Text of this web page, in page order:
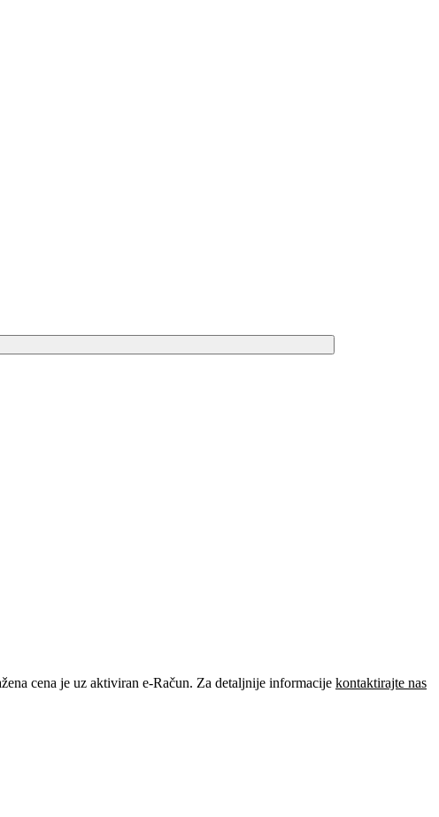
cena je uz aktiviran e-Račun. Za detaljnije informacije kontaktirajte nas